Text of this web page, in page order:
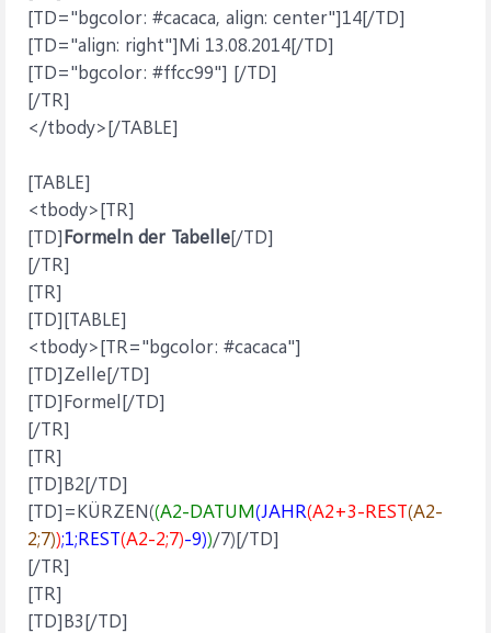
[TD="bgcolor: #cacaca, align: center"]14[/TD]
[TD="align: right"]Mi 13.08.2014[/TD]
[TD="bgcolor: #ffcc99"] [/TD]
[/TR]
</tbody>[/TABLE]
[TABLE]
<tbody>[TR]
[TD]Formeln der Tabelle[/TD]
[/TR]
[TR]
[TD][TABLE]
<tbody>[TR="bgcolor: #cacaca"]
[TD]Zelle[/TD]
[TD]Formel[/TD]
[/TR]
[TR]
[TD]B2[/TD]
[TD]=KÜRZEN((A2-DATUM(JAHR(A2+3-REST(A2-
2;7));1;REST(A2-2;7)-9))/7)[/TD]
[/TR]
[TR]
[TD]B3[/TD]